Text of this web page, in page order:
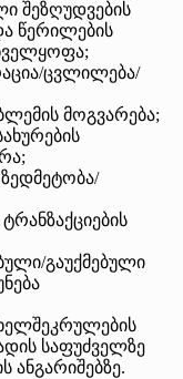
შეზღუდვების
წერილების
ცვლილება/
მოგვარება;
გაუქმებული
საფუძველზე
ანგარიშებზე.